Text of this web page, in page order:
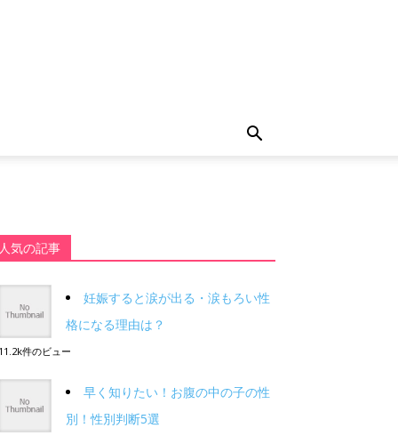
人気の記事
妊娠すると涙が出る・涙もろい性
格になる理由は？
11.2k件のビュー
早く知りたい！お腹の中の子の性
別！性別判断5選